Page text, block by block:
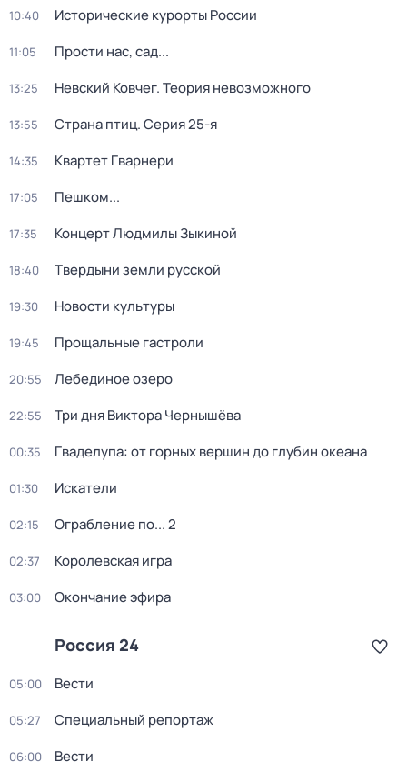
10:40 Исторические курорты России
11:05 Прости нас, сад...
13:25 Невский Ковчег. Теория невозможного
13:55 Страна птиц. Серия 25-я
14:35 Квартет Гварнери
17:05 Пешком...
17:35 Концерт Людмилы Зыкиной
18:40 Твердыни земли русской
19:30 Новости культуры
19:45 Прощальные гастроли
20:55 Лебединое озеро
22:55 Три дня Виктора Чернышёва
00:35 Гваделупа: от горных вершин до глубин океана
01:30 Искатели
02:15 Ограбление по... 2
02:37 Королевская игра
03:00 Окончание эфира
Россия 24
05:00 Вести
05:27 Специальный репортаж
06:00 Вести